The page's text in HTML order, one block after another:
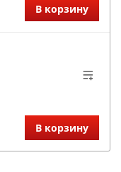
В корзину
В корзину